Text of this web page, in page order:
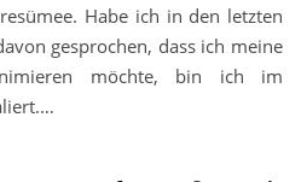
Habe ich in den letzten
gesprochen, dass ich meine
möchte, bin ich im